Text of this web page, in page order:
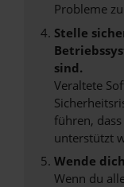
Probleme
Stelle
sind.
Veraltete
führen,
unterstützt
Wende
Wenn du